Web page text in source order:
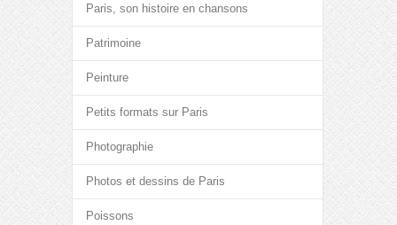
Paris, son histoire en chansons
Patrimoine
Peinture
Petits formats sur Paris
Photographie
Photos et dessins de Paris
Poissons